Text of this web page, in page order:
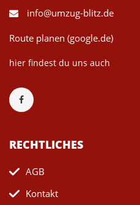
info@umzug-blitz.de
Route planen (google.de)
hier findest du uns auch
RECHTLICHES
AGB
Kontakt